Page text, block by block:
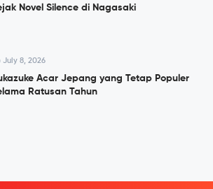
Novel Silence di Nagasaki
July 8, 2026
Acar Jepang yang Tetap Populer
Ratusan Tahun